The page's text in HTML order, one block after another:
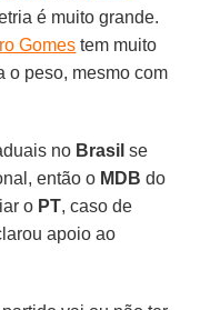
é muito grande.
Gomes tem muito
o peso, mesmo com
no Brasil se
então o MDB do
o PT, caso de
apoio ao